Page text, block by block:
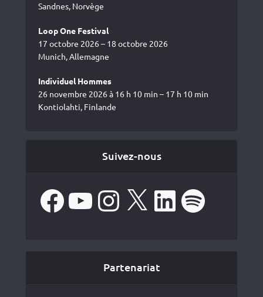
Sandnes, Norvège
Loop One Festival
17 octobre 2026 – 18 octobre 2026
Munich, Allemagne
Individuel Hommes
26 novembre 2026 à 16 h 10 min – 17 h 10 min
Kontiolahti, Finlande
Suivez-nous
FacebookYouTube Instagram LinkedIn Spotify
Partenariat